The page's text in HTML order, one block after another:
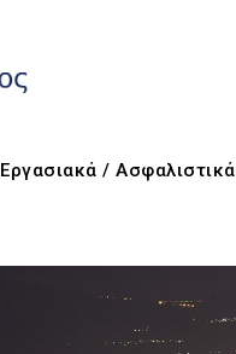
Εργασιακά / Ασφαλιστικά